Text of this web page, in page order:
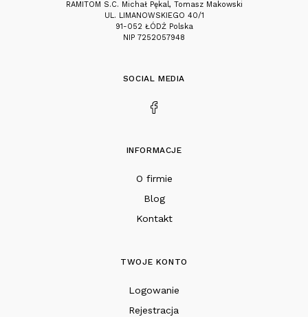
RAMITOM S.C. Michał Pękal, Tomasz Makowski
UL. LIMANOWSKIEGO 40/1
91-052 ŁÓDŹ Polska
NIP 7252057948
INFORMACJE
O firmie
Blog
Kontakt
TWOJE KONTO
Logowanie
Rejestracja
SOCIAL MEDIA